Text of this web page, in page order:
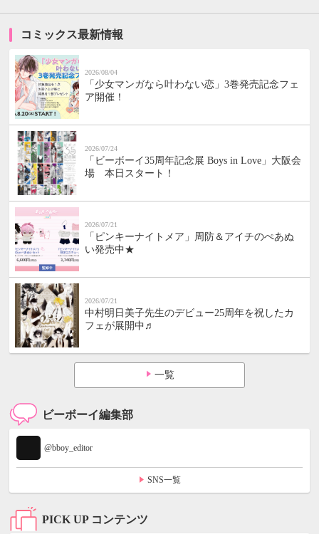
コミックス最新情報
2026/08/04
「少女マンガなら叶わない恋」3巻発売記念フェ
ア開催！
2026/07/24
「ビーボーイ35周年記念展 Boys in Love」大阪会
場 本日スタート！
2026/07/21
「ピンキーナイトメア」周防＆アイチのぺあぬ
い発売中★
2026/07/21
中村明日美子先生のデビュー25周年を祝したカ
フェが展開中♬
一覧
ビーボーイ編集部
@bboy_editor
SNS一覧
PICK UP コンテンツ